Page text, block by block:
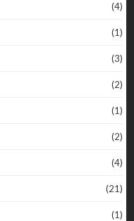
(4)
(1)
(3)
(2)
(1)
(2)
(4)
(21)
(1)